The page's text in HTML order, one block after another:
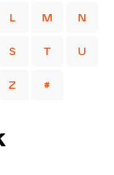
L M N
S T U
Z #